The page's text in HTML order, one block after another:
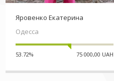
Яровенко Екатерина
Одесса
53.72% 75 000,00 UAH